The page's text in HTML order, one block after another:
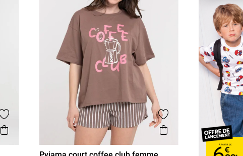
Ajouter aux favoris
Aperçu rapide Ajouter aux favoris
Aperçu rapide